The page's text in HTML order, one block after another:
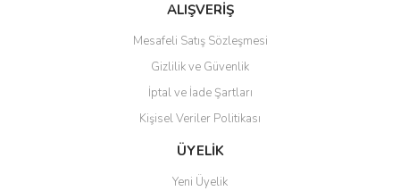
Gönder
ALIŞVERİŞ
Mesafeli Satış Sözleşmesi
Gizlilik ve Güvenlik
İptal ve İade Şartları
Kişisel Veriler Politikası
ÜYELİK
Yeni Üyelik